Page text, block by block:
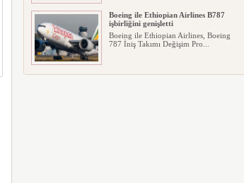
Boeing ile Ethiopian Airlines B787
işbirliğini genişletti
Boeing ile Ethiopian Airlines, Boeing
787 İniş Takımı Değişim Pro...
A319 orman yangınlarında